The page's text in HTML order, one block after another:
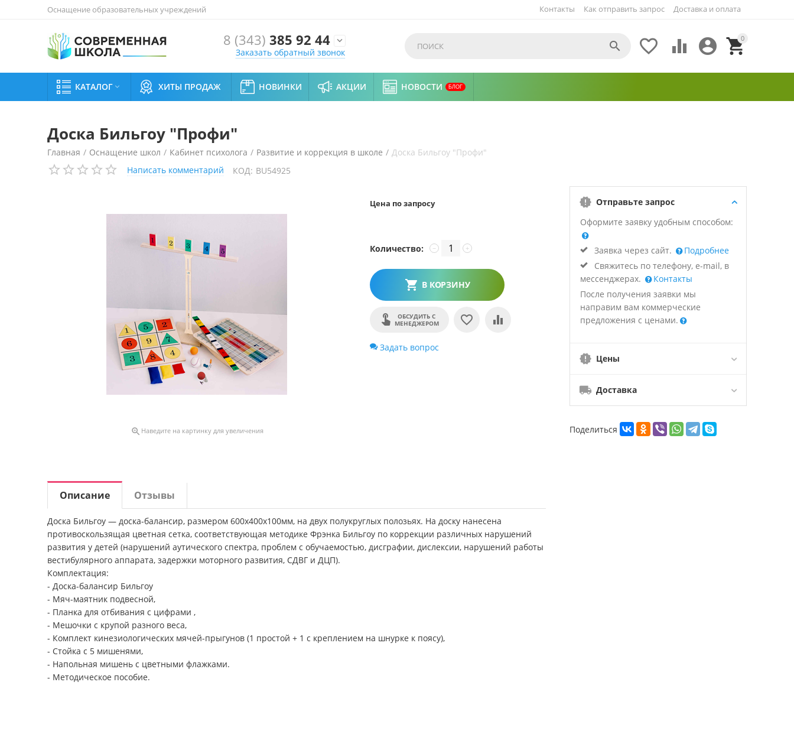
Оснащение образовательных учреждений Как отправить запрос Доставка и оплата
Контакты
8 (343) 385 92 44 
Заказать обратный звонок
0


 

КАТАЛОГ  ХИТЫ ПРОДАЖ НОВИНКИ АКЦИИ НОВОСТИ БЛОГ
Доска Бильгоу "Профи"
Главная / Оснащение школ / Кабинет психолога / Развитие и коррекция в школе / Доска Бильгоу "Профи"
Написать комментарий
КОД: BU54925
 Наведите на картинку для увеличения
Цена по запросу
Количество: +
−
В КОРЗИНУ
ОБСУДИТЬ С
МЕНЕДЖЕРОМ
Задать вопрос
Отправьте запрос
Оформите заявку удобным способом:
Заявка через сайт.
Подробнее
Свяжитесь по телефону, e-mail, в
мессенджерах.
Контакты
После получения заявки мы
направим вам коммерческие
предложения с ценами.
Цены
Доставка
Поделиться
Описание Отзывы
Доска Бильгоу — доска-балансир, размером 600х400х100мм, на двух полукруглых полозьях. На доску нанесена
противоскользящая цветная сетка, соответствующая методике Фрэнка Бильгоу по коррекции различных нарушений
развития у детей (нарушений аутического спектра, проблем с обучаемостью, дисграфии, дислексии, нарушений работы
вестибулярного аппарата, задержки моторного развития, СДВГ и ДЦП).
Комплектация:
- Доска-балансир Бильгоу
- Мяч-маятник подвесной,
- Планка для отбивания с цифрами ,
- Мешочки с крупой разного веса,
- Комплект кинезиологических мячей-прыгунов (1 простой + 1 с креплением на шнурке к поясу),
- Стойка с 5 мишенями,
- Напольная мишень с цветными флажками.
- Методическое пособие.